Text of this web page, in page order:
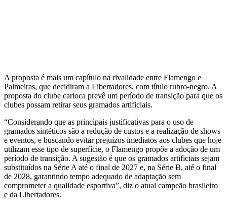
A proposta é mais um capítulo na rivalidade entre Flamengo e
Palmeiras, que decidiram a Libertadores, com título rubro-negro. A
proposta do clube carioca prevê um período de transição para que os
clubes possam retirar seus gramados artificiais.
“Considerando que as principais justificativas para o uso de
gramados sintéticos são a redução de custos e a realização de shows
e eventos, e buscando evitar prejuízos imediatos aos clubes que hoje
utilizam esse tipo de superfície, o Flamengo propõe a adoção de um
período de transição. A sugestão é que os gramados artificiais sejam
substituídos na Série A até o final de 2027 e, na Série B, até o final
de 2028, garantindo tempo adequado de adaptação sem
comprometer a qualidade esportiva”, diz o atual campeão brasileiro
e da Libertadores.